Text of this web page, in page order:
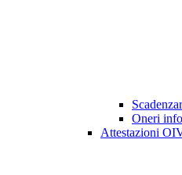
Oneri
Attestazioni